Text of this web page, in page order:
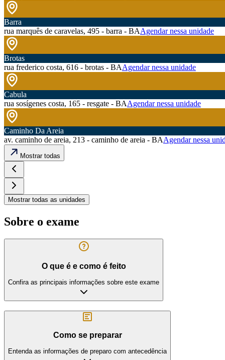
Barra
rua marquês de caravelas, 495 - barra - BAAgendar nessa unidade
Brotas
rua frederico costa, 616 - brotas - BAAgendar nessa unidade
Cabula
rua sosígenes costa, 165 - resgate - BAAgendar nessa unidade
Caminho Da Areia
av. caminho de areia, 213 - caminho de areia - BAAgendar nessa
Mostrar todas
Mostrar todas as unidades
Sobre o exame
O que é e como é feito
Confira as principais informações sobre este exame
Como se preparar
Entenda as informações de preparo com antecedência